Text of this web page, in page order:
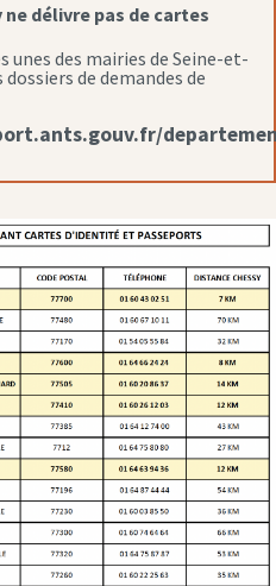
ne délivre pas de cartes
unes des mairies de Seine-et-
de demandes de